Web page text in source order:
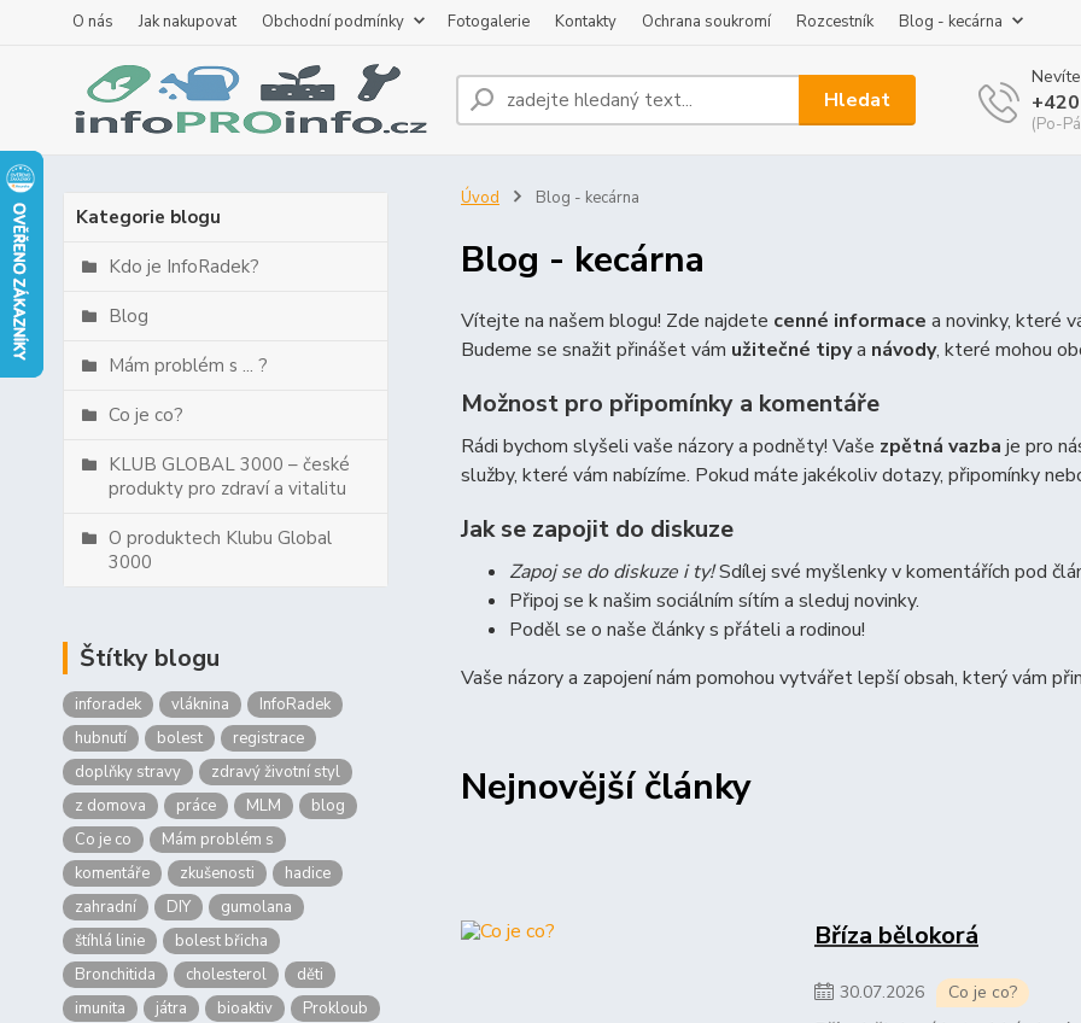
O nás Jak nakupovat Obchodní podmínky Fotogalerie Kontakty Ochrana soukromí Rozcestník Blog - kecárna
Hledat
(Po-
Kategorie blogu
Kdo je InfoRadek?
Blog
Mám problém s ... ?
Co je co?
KLUB GLOBAL 3000 – české
produkty pro zdraví a vitalitu
O produktech Klubu Global
3000
Štítky blogu
inforadek vláknina
InfoRadek
hubnutí
bolest
registrace
doplňky stravy
zdravý životní styl
z domova
práce MLM
blog
Co je co
Mám problém s
komentáře
zkušenosti
hadice
zahradní
DIY
gumolana
štíhlá linie
bolest břicha
Bronchitida
cholesterol
děti
imunita
játra bioaktiv
Prokloub
Úvod Blog - kecárna
Blog - kecárna
Vítejte na našem blogu! Zde najdete cenné informace a novinky, které
Budeme se snažit přinášet vám užitečné tipya návody, které mohou
Možnost pro připomínky a komentáře
Rádi bychom slyšeli vaše názory a podněty! Vaše zpětná vazba je pro
služby, které vám nabízíme. Pokud máte jakékoliv dotazy, připomínky
Jak se zapojit do diskuze
Zapoj se do diskuze i ty!Sdílej své myšlenky v komentářích pod
Připoj se k našim sociálním sítím a sleduj novinky.
Poděl se o naše články s přáteli a rodinou!
Vaše názory a zapojení nám pomohou vytvářet lepší obsah, který vám
Nejnovější články
Bříza bělokorá
30.07.2026 Co je co?